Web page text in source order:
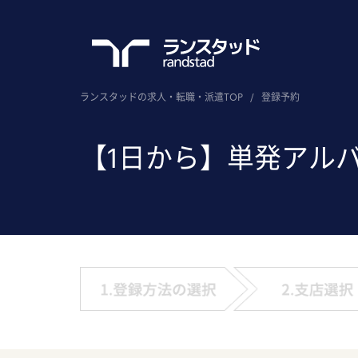
ランスタッドの求人・転職・派遣TOP / 登録予約
【1日から】単発アル